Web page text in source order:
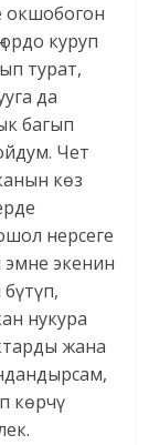
окшобогон
куруп
турат,
да
багып
Чет
көз
нерсеге
экенин
нукура
жана
көрчү